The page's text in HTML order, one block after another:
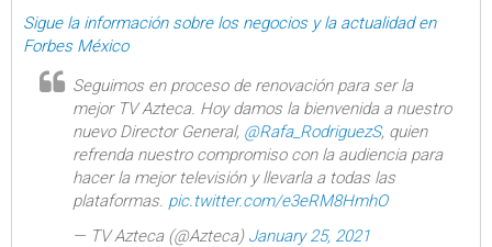
Sigue la información sobre los negocios y la actualidad en
Forbes México
Seguimos en proceso de renovación para ser la
mejor TV Azteca. Hoy damos la bienvenida a nuestro
nuevo Director General, @Rafa_RodriguezS, quien
refrenda nuestro compromiso con la audiencia para
hacer la mejor televisión y llevarla a todas las
plataformas. pic.twitter.com/e3eRM8HmhO
— TV Azteca (@Azteca) January 25, 2021